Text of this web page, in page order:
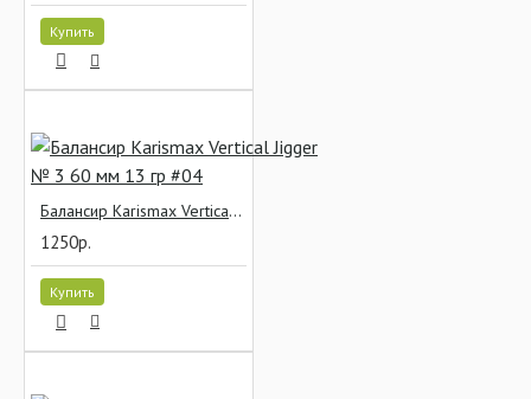
Купить
Балансир Karismax Vertical Jigger № 3 60 мм 13 гр #04
1250р.
Купить